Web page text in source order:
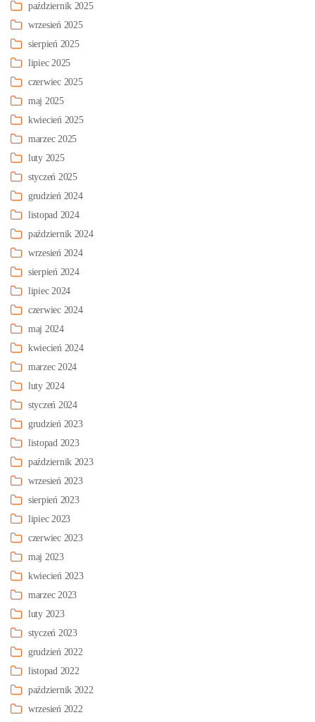
październik 2025
wrzesień 2025
sierpień 2025
lipiec 2025
czerwiec 2025
maj 2025
kwiecień 2025
marzec 2025
luty 2025
styczeń 2025
grudzień 2024
listopad 2024
październik 2024
wrzesień 2024
sierpień 2024
lipiec 2024
czerwiec 2024
maj 2024
kwiecień 2024
marzec 2024
luty 2024
styczeń 2024
grudzień 2023
listopad 2023
październik 2023
wrzesień 2023
sierpień 2023
lipiec 2023
czerwiec 2023
maj 2023
kwiecień 2023
marzec 2023
luty 2023
styczeń 2023
grudzień 2022
listopad 2022
październik 2022
wrzesień 2022